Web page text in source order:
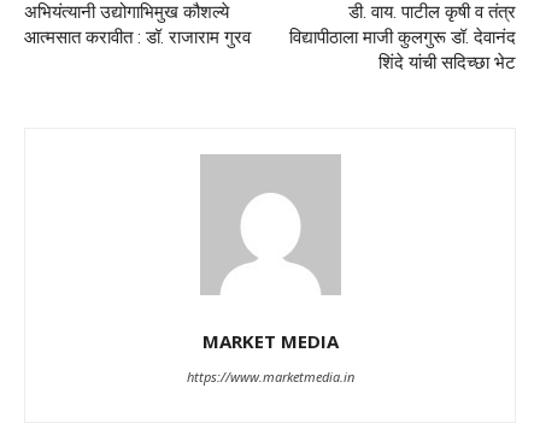
अभियंत्यानी उद्योगाभिमुख कौशल्ये
आत्मसात करावीत : डॉ. राजाराम गुरव
डी. वाय. पाटील कृषी व तंत्र
विद्यापीठाला माजी कुलगुरू डॉ. देवानंद
शिंदे यांची सदिच्छा भेट
MARKET MEDIA
https://www.marketmedia.in